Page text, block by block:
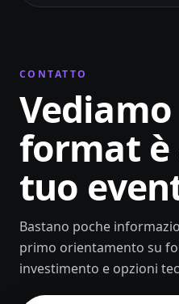
CONTATTO
Vediamo
format
tuo
Bastano poche
primo orientamento su
investimento e opzioni